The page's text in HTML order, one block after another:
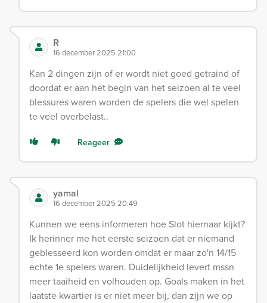
R
16 december 2025 21:00
Kan 2 dingen zijn of er wordt niet goed getraind of
doordat er aan het begin van het seizoen al te veel
blessures waren worden de spelers die wel spelen
te veel overbelast..
Reageer
yamal
16 december 2025 20:49
Kunnen we eens informeren hoe Slot hiernaar kijkt?
Ik herinner me het eerste seizoen dat er niemand
geblesseerd kon worden omdat er maar zo'n 14/15
echte 1e spelers waren. Duidelijkheid levert mssn
meer taaiheid en volhouden op. Goals maken in het
laatste kwartier is er niet meer bij, dan zijn we op